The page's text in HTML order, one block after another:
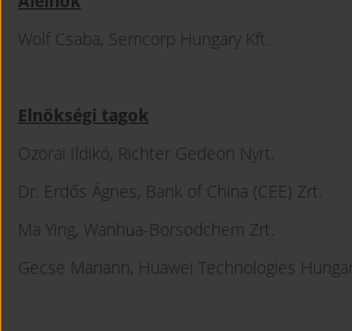
Wolf Csaba, Semcorp Hungary Kft.
Elnökségi tagok
Ozorai Ildikó, Richter Gedeon Nyrt.
Dr. Erdős Ágnes, Bank of China (CEE) Zrt.
Ma Ying, Wanhua-Borsodchem Zrt.
Gecse Mariann, Huawei Technologies